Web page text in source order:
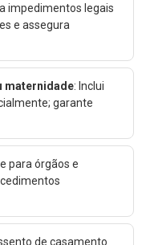
impedimentos legais
e assegura
maternidade: Inclui
garante
para órgãos e
de casamento